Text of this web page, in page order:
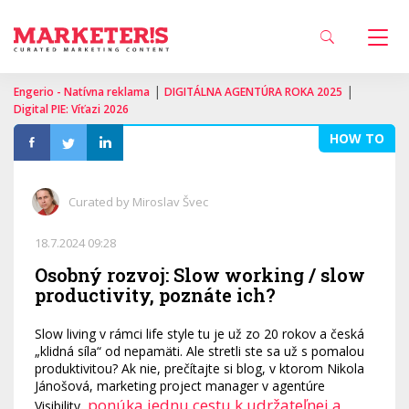
Engerio - Natívna reklama | DIGITÁLNA AGENTÚRA ROKA 2025 |
Digital PIE: Víťazi 2026
HOW TO
Curated by Miroslav Švec
18.7.2024 09:28
Osobný rozvoj: Slow working / slow
productivity, poznáte ich?
Slow living v rámci life style tu je už zo 20 rokov a česká
„klidná síla“ od nepamäti. Ale stretli ste sa už s pomalou
produktivitou? Ak nie, prečítajte si blog, v ktorom Nikola
Jánošová, marketing project manager v agentúre